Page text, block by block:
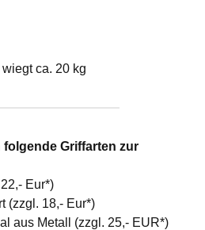
ca. 20 kg
Griffarten zur
Eur*)
(zzgl. 18,- Eur*)
aus Metall (zzgl. 25,- EUR*)